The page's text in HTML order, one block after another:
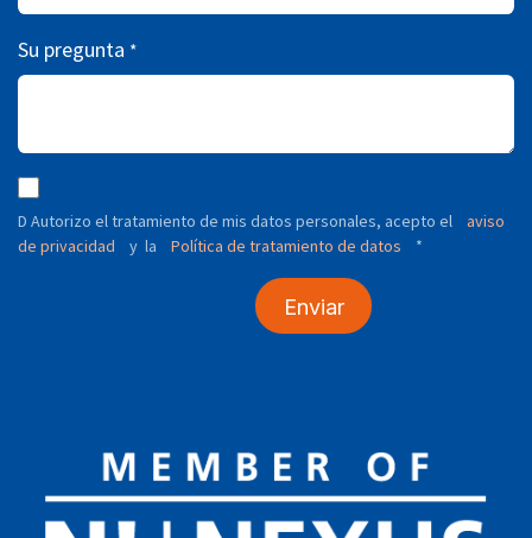
Su pregunta *
D Autorizo ​​el tratamiento de mis datos personales, acepto el
aviso
de privacidad
y la Política de tratamiento de datos *
Enviar